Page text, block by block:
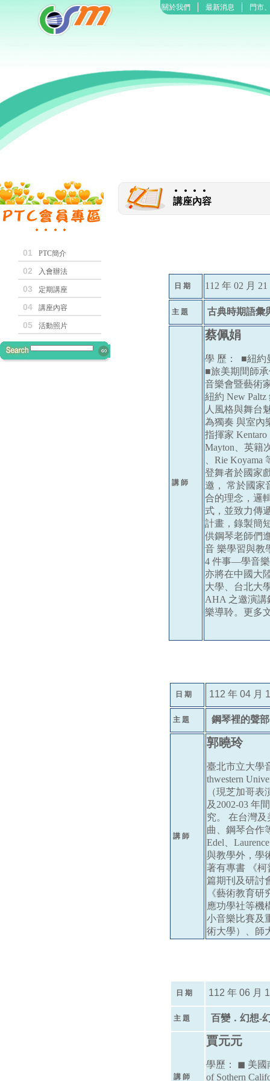
關於我們 最新消息 門市
01 PTC簡介
02 入會辦法
03 定期講座
04 講座內容
05 活動照片
講座內容
日 期 112 年 02 月
主 題 古典時期語彙
講 師
蔡佩娟
學 歷： ■紐約
■旅美期間師承
音樂會暨藝術
紐約 New
人風格與舞台
為獨奏 與室內
指揮家
Mayton、英籍
、Rie
登舞者於國家
邀， 常於國家
合的理念，邏
式，並致力傳
計畫，錄製簡
供鋼琴老師們
音 樂學習與教
4 件事—學音
亦將在中國大
大學、台北大
AHA 之邀演講
樂導聆。更多
日 期 112 年 04 月
主 題 鋼琴裡的聲
講 師
郭曉玲
臺北市立大學
thwestern
（現芝加哥
及2002-03 年
究。 在台灣
曲、鋼琴合作
Edel、
與教學外，學
著有專書 《
篇期刊及研討
《藝術教育
應功學社等機
小音樂比賽及
術大學）、師
日 期 112 年 06 月
主 題 百變．幻想-
講 師
賈元元
學歷： ◼ 美國
of Sothern